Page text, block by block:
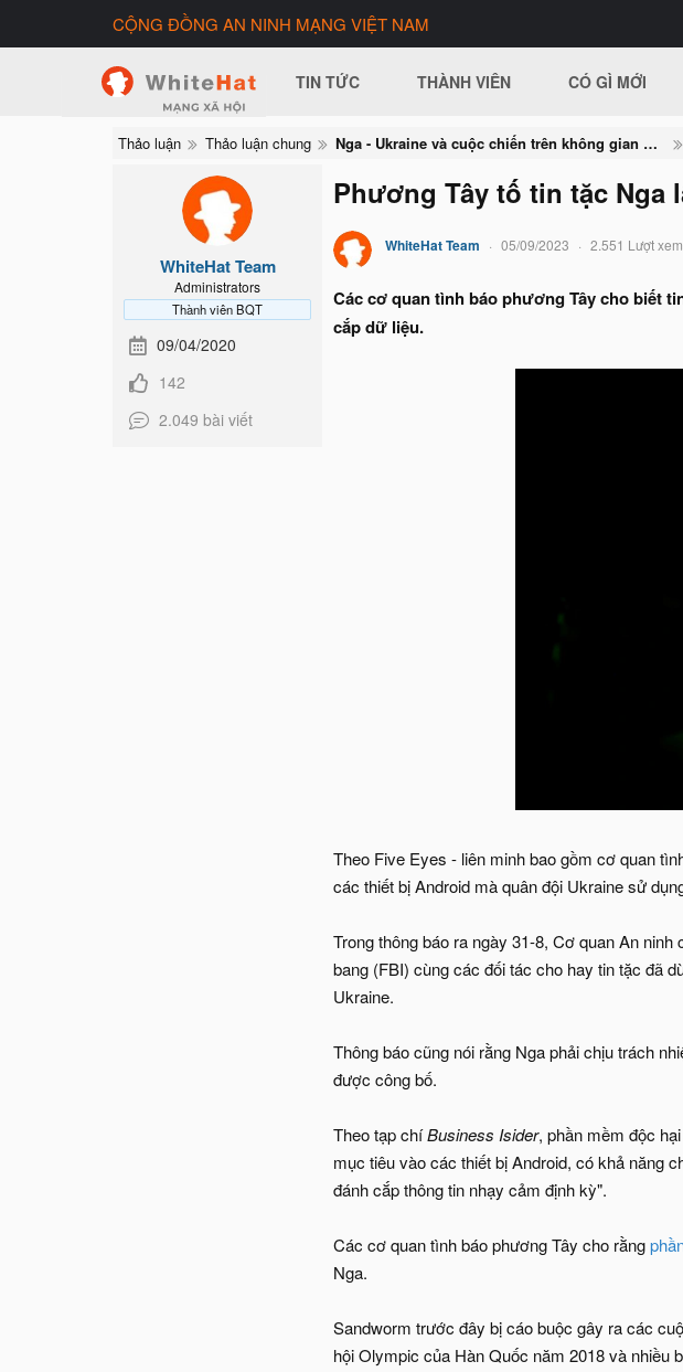
CỘNG ĐỒNG AN NINH MẠNG VIỆT NAM
TIN TỨC THÀNH VIÊN CÓ GÌ MỚI
Thảo luận Thảo luận chung Nga - Ukraine và cuộc chiến trên không gian mạng
WhiteHat Team
Administrators
Thành viên BQT
09/04/2020
142
2.049 bài viết
Phương Tây tố tin tặc
WhiteHat Team 05/09/2023 2.551 Lượt xem
Các cơ quan tình báo phương Tây cho biết
cắp dữ liệu.
Theo Five Eyes - liên minh bao gồm cơ quan
các thiết bị Android mà quân đội Ukraine sử
Trong thông báo ra ngày 31-8, Cơ quan An
bang (FBI) cùng các đối tác cho hay tin tặc đã
Ukraine.
Thông báo cũng nói rằng Nga phải chịu trách
được công bố.
Theo tạp chíBusiness Isider, phần mềm độc
mục tiêu vào các thiết bị Android, có khả năng
đánh cắp thông tin nhạy cảm định kỳ".
Các cơ quan tình báo phương Tây cho rằng
Nga.
Sandworm trước đây bị cáo buộc gây ra các
hội Olympic của Hàn Quốc năm 2018 và nhiều